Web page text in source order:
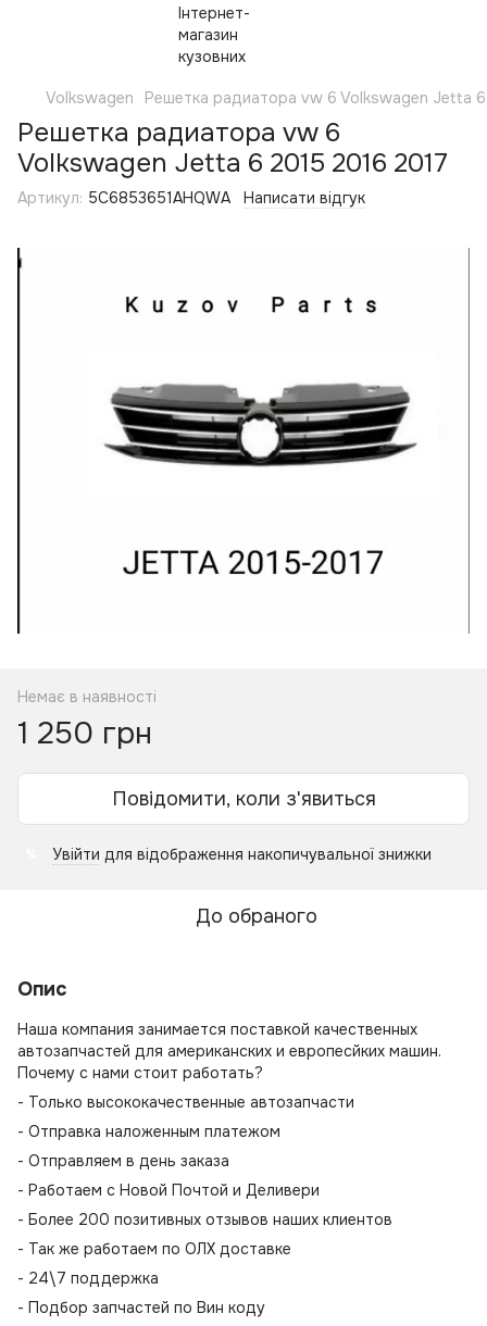
Volkswagen Решетка радиатора vw 6 Volkswagen Jetta
Решетка радиатора vw 6
Volkswagen Jetta 6 2015 2016 2017
Артикул: 5C6853651AHQWA Написати відгук
Немає в наявності
1 250 грн
Повідомити, коли з'явиться
Увійти для відображення накопичувальної знижки
До обраного
Опис
Наша компания занимается поставкой качественных
автозапчастей для американских и европесйких машин.
Почему с нами стоит работать?
- Только высококачественные автозапчасти
- Отправка наложенным платежом
- Отправляем в день заказа
- Работаем с Новой Почтой и Деливери
- Более 200 позитивных отзывов наших клиентов
- Так же работаем по ОЛХ доставке
- 24\7 поддержка
- Подбор запчастей по Вин коду